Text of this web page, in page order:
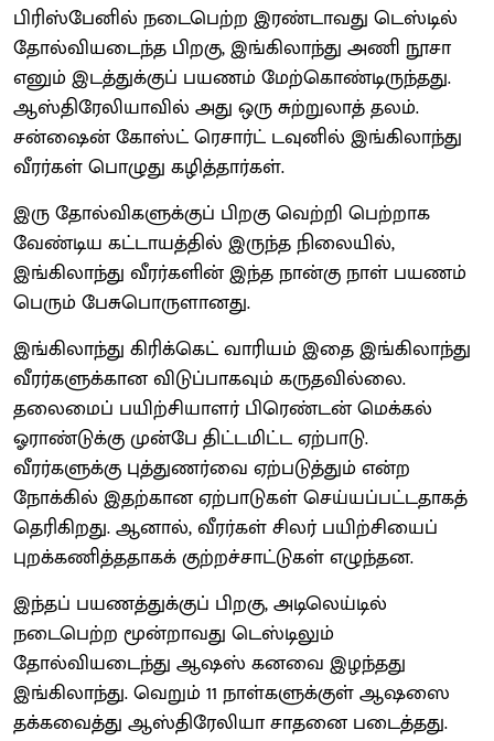
பிரிஸ்பேனில் நடைபெற்ற இரண்டாவது டெஸ்டில்
தோல்வியடைந்த பிறகு, இங்கிலாந்து அணி நூசா
எனும் இடத்துக்குப் பயணம் மேற்கொண்டிருந்தது.
ஆஸ்திரேலியாவில் அது ஒரு சுற்றுலாத் தலம்.
சன்ஷைன் கோஸ்ட் ரெசார்ட் டவுனில் இங்கிலாந்து
வீரர்கள் பொழுது கழித்தார்கள்.
இரு தோல்விகளுக்குப் பிறகு வெற்றி பெற்றாக
வேண்டிய கட்டாயத்தில் இருந்த நிலையில்,
இங்கிலாந்து வீரர்களின் இந்த நான்கு நாள் பயணம்
பெரும் பேசுபொருளானது.
இங்கிலாந்து கிரிக்கெட் வாரியம் இதை இங்கிலாந்து
வீரர்களுக்கான விடுப்பாகவும் கருதவில்லை.
தலைமைப் பயிற்சியாளர் பிரெண்டன் மெக்கல்
ஓராண்டுக்கு முன்பே திட்டமிட்ட ஏற்பாடு.
வீரர்களுக்கு புத்துணர்வை ஏற்படுத்தும் என்ற
நோக்கில் இதற்கான ஏற்பாடுகள் செய்யப்பட்டதாகத்
தெரிகிறது. ஆனால், வீரர்கள் சிலர் பயிற்சியைப்
புறக்கணித்ததாகக் குற்றச்சாட்டுகள் எழுந்தன.
இந்தப் பயணத்துக்குப் பிறகு, அடிலெய்டில்
நடைபெற்ற மூன்றாவது டெஸ்டிலும்
தோல்வியடைந்து ஆஷஸ் கனவை இழந்தது
இங்கிலாந்து. வெறும் 11 நாள்களுக்குள் ஆஷஸை
தக்கவைத்து ஆஸ்திரேலியா சாதனை படைத்தது.